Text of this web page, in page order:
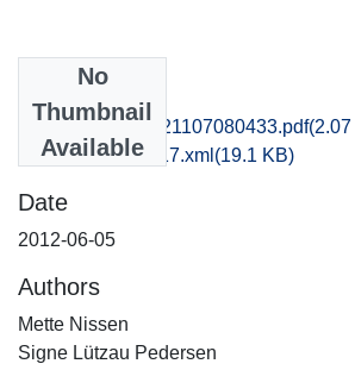
No
Thumbnail
Available
msj1haan_20121107080433.pdf
recordxml_item_17.xml (19.1 KB)
Date
2012-06-05
Authors
Mette Nissen
Signe Lützau Pedersen